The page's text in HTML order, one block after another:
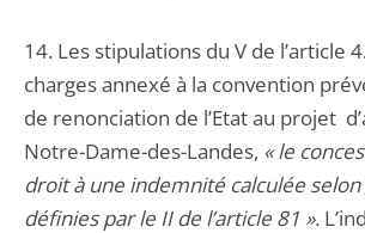
14. Les stipulations du V de l’article
charges annexé à la convention
de renonciation de l’Etat au projet
Notre-Dame-des-Landes, « le
droit à une indemnité calculée
définies par le II de l’article 81 ».